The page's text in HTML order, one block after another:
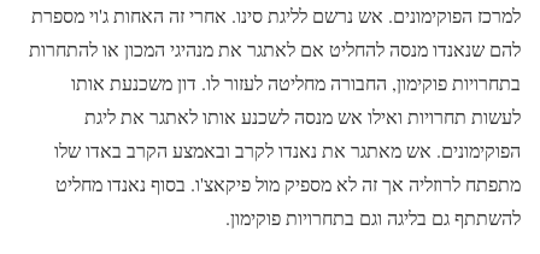
למרכז הפוקימונים. אש נרשם לליגת סינו. אחרי זה האחות ג'וי מספרת
להם שנאנדו מנסה להחליט אם לאתגר את מנהיגי המכון או להתחרות
בתחרויות פוקימון, החבורה מחליטה לעזור לו. דון משכנעת אותו
לעשות תחרויות ואילו אש מנסה לשכנע אותו לאתגר את ליגת
הפוקימונים. אש מאתגר את נאנדו לקרב ובאמצע הקרב באדו שלו
מתפתח לרוזליה אך זה לא מספיק מול פיקאצ'ו. בסוף נאנדו מחליט
להשתתף גם בליגה וגם בתחרויות פוקימון.